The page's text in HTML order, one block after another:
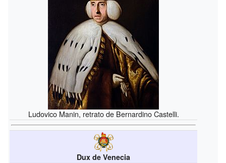
Ludovico Manin, retrato de Bernardino Castelli.
Dux de Venecia